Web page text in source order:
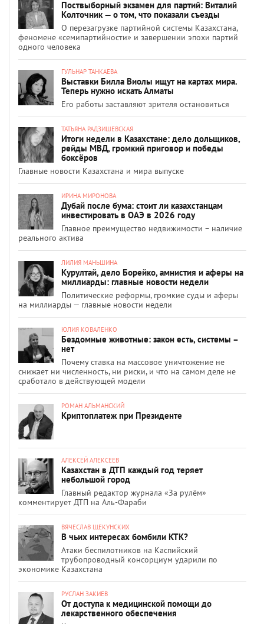
Поствыборный экзамен для партий: Виталий
Колточник — о том, что показали съезды
О перезагрузке партийной системы Казахстана,
феномене «семипартийности» и завершении эпохи партий
одного человека
ГУЛЬНАР ТАНКАЕВА
Выставки Билла Виолы ищут на картах мира.
Теперь нужно искать Алматы
Его работы заставляют зрителя остановиться
ТАТЬЯНА РАДЗИШЕВСКАЯ
Итоги недели в Казахстане: дело дольщиков,
рейды МВД, громкий приговор и победы
боксёров
Главные новости Казахстана и мира выпуске
ИРИНА МИРОНОВА
Дубай после бума: стоит ли казахстанцам
инвестировать в ОАЭ в 2026 году
Главное преимущество недвижимости – наличие
реального актива
ЛИЛИЯ МАНЬШИНА
Курултай, дело Борейко, амнистия и аферы на
миллиарды: главные новости недели
Политические реформы, громкие суды и аферы
на миллиарды — главные новости недели
ЮЛИЯ КОВАЛЕНКО
Бездомные животные: закон есть, системы –
нет
Почему ставка на массовое уничтожение не
снижает ни численность, ни риски, и что на самом деле не
сработало в действующей модели
РОМАН АЛЬМАНСКИЙ
Криптоплатеж при Президенте
АЛЕКСЕЙ АЛЕКСЕЕВ
Казахстан в ДТП каждый год теряет
небольшой город
Главный редактор журнала «За рулём»
комментирует ДТП на Аль-Фараби
ВЯЧЕСЛАВ ЩЕКУНСКИХ
В чьих интересах бомбили КТК?
Атаки беспилотников на Каспийский
трубопроводный консорциум ударили по
экономике Казахстана
РУСЛАН ЗАКИЕВ
От доступа к медицинской помощи до
лекарственного обеспечения